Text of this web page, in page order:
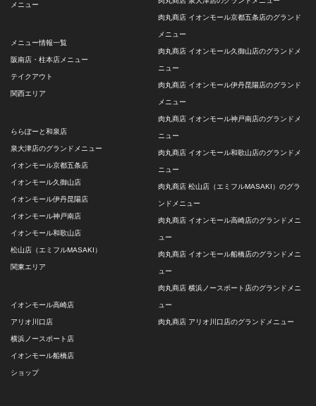
メニュー
メニュー情報一覧
阪南店・柱本店メニュー
テイクアウト
関西エリア
ららぽーと和泉店
泉大津店のグランドメニュー
イオンモール京都五条店
イオンモール久御山店
イオンモール伊丹昆陽店
イオンモール神戸南店
イオンモール和歌山店
松山店（エミフルMASAKI）
関東エリア
イオンモール高崎店
アリオ川口店
横浜ノースポート店
イオンモール船橋店
ショップ
肉丸商店 イオンモール京都五条店のグランド
メニュー
肉丸商店 イオンモール久御山店のグランドメ
ニュー
肉丸商店 イオンモール伊丹昆陽店のグランド
メニュー
肉丸商店 イオンモール神戸南店のグランドメ
ニュー
肉丸商店 イオンモール和歌山店のグランドメ
ニュー
肉丸商店 松山店（エミフルMASAKI）のグラ
ンドメニュー
肉丸商店 イオンモール高崎店のグランドメニ
ュー
肉丸商店 イオンモール船橋店のグランドメニ
ュー
肉丸商店 横浜ノースポート店のグランドメニ
ュー
肉丸商店 アリオ川口店のグランドメニュー